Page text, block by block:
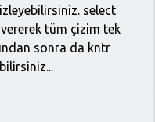
select
tüm çizim tek
sonra da kntr